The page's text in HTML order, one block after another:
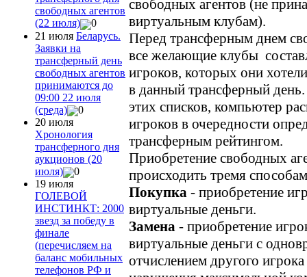
свободных агентов
(22 июля)
0
21 июля Беларусь.
Заявки на
трансферный день
свободных агентов
принимаются до
09:00 22 июля
(среда)
0
20 июля
Хронология
трансферного дня
аукционов (20
июля)
0
19 июля
ГОЛЕВОЙ
ИНСТИНКТ: 2000
звезд за победу в
финале
(перечисляем на
баланс мобильных
телефонов РФ и
свободных агентов (не
виртуальным клубам).
Перед трансферным днем
все желающие клубы
игроков, которых они
в данный трансферный день.
этих списков, компьютер
игроков в очередности
трансферным рейтингом.
Приобретение свободных
происходить тремя
Покупка - приобретение
виртуальные деньги.
Замена - приобретение
виртуальные деньги с
отчислением другого